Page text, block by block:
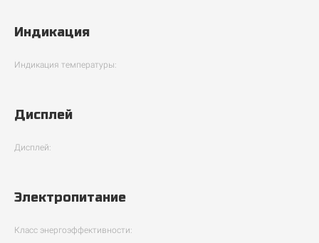
Индикация
Индикация температуры:
Дисплей
Дисплей:
Электропитание
Класс энергоэффективности: